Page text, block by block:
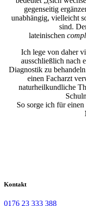
gegenseitig
unabhängig, vielleicht
sind.
lateinischen
Ich lege von daher
ausschließlich nach
Diagnostik zu
einen Facharzt
naturheilkundliche
So sorge ich für
Kontakt
0176 23 333 388